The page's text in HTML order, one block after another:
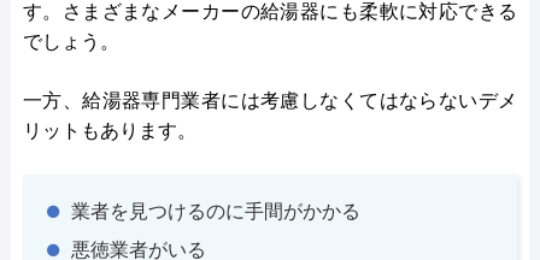
す。さまざまなメーカーの給湯器にも柔軟に対応できる
でしょう。
一方、給湯器専門業者には考慮しなくてはならないデメ
リットもあります。
業者を見つけるのに手間がかかる
悪徳業者がいる